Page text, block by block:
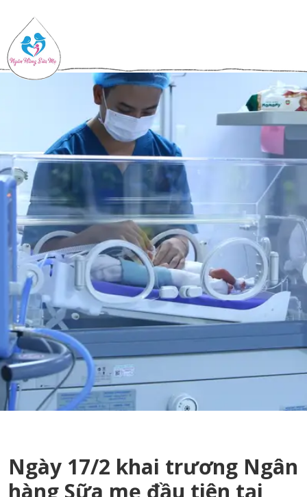
Ngày 17/2 khai trương Ngân
hàng Sữa mẹ đầu tiên tại